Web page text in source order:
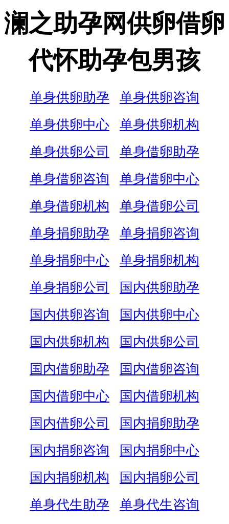
澜之助孕网供卵借卵
代怀助孕包男孩
单身供卵助孕
单身供卵咨询
单身供卵中心
单身供卵机构
单身供卵公司
单身借卵助孕
单身借卵咨询
单身借卵中心
单身借卵机构
单身借卵公司
单身捐卵助孕
单身捐卵咨询
单身捐卵中心
单身捐卵机构
单身捐卵公司
国内供卵助孕
国内供卵咨询
国内供卵中心
国内供卵机构
国内供卵公司
国内借卵助孕
国内借卵咨询
国内借卵中心
国内借卵机构
国内借卵公司
国内捐卵助孕
国内捐卵咨询
国内捐卵中心
国内捐卵机构
国内捐卵公司
单身代生助孕
单身代生咨询